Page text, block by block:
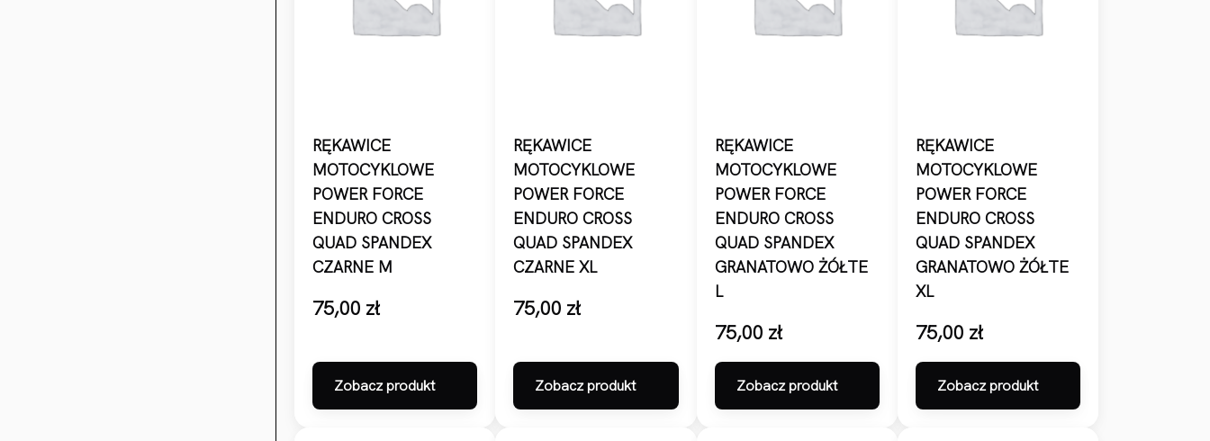
RĘKAWICE
MOTOCYKLOWE
POWER FORCE
ENDURO CROSS
QUAD SPANDEX
CZARNE M
75,00 zł
Zobacz produkt
RĘKAWICE
MOTOCYKLOWE
POWER FORCE
ENDURO CROSS
QUAD SPANDEX
CZARNE XL
75,00 zł
Zobacz produkt
RĘKAWICE
MOTOCYKLOWE
POWER FORCE
ENDURO CROSS
QUAD SPANDEX
GRANATOWO ŻÓŁTE
L
75,00 zł
Zobacz produkt
RĘKAWICE
MOTOCYKLOWE
POWER FORCE
ENDURO CROSS
QUAD SPANDEX
GRANATOWO ŻÓŁTE
XL
75,00 zł
Zobacz produkt